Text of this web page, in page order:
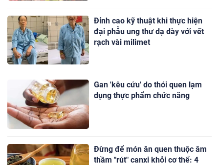
Đỉnh cao kỹ thuật khi thực hiện
đại phẫu ung thư dạ dày với vết
rạch vài milimet
Gan 'kêu cứu' do thói quen lạm
dụng thực phẩm chức năng
Đừng để món ăn quen thuộc âm
thầm "rút" canxi khỏi cơ thể: 4